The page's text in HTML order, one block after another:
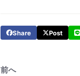
Share Post
前へ